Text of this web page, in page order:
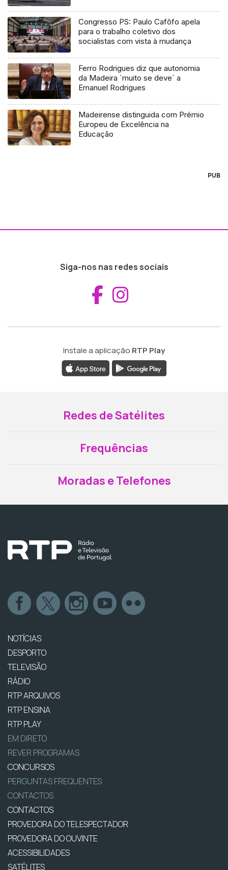
Congresso PS: Paulo Cafôfo apela
para o trabalho coletivo dos
socialistas com vista à mudança
Ferro Rodrigues diz que autonomia
da Madeira `muito se deve` a
Emanuel Rodrigues
Madeirense distinguida com Prémio
Europeu de Excelência na
Educação
PUB
Siga-nos nas redes sociais
Aceder ao
Instale a aplicação RTP Play
Redes de Satélites
Frequências
Moradas e Telefones
NOTÍCIAS
DESPORTO
TELEVISÃO
RÁDIO
RTP ARQUIVOS
RTP ENSINA
RTP PLAY
EM DIRETO
REVER PROGRAMAS
CONCURSOS
PERGUNTAS FREQUENTES
CONTACTOS
CONTACTOS
PROVEDORA DO TELESPECTADOR
PROVEDORA DO OUVINTE
ACESSIBILIDADES
SATÉLITES